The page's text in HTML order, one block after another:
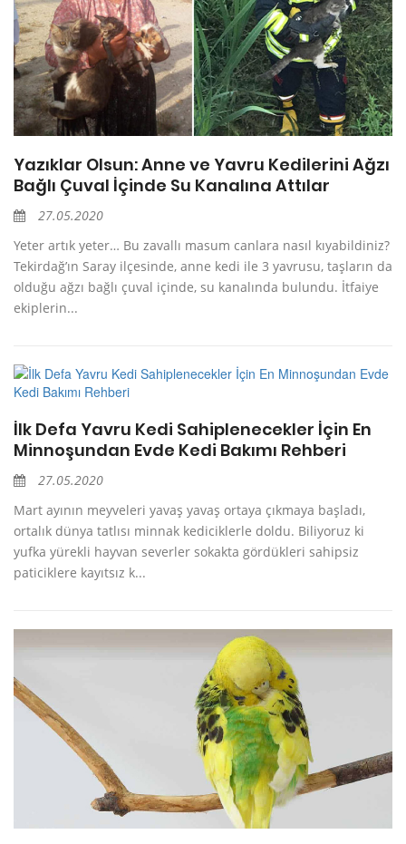
Yazıklar Olsun: Anne ve Yavru Kedilerini Ağzı
Bağlı Çuval İçinde Su Kanalına Attılar
27.05.2020
Yeter artık yeter… Bu zavallı masum canlara nasıl kıyabildiniz?
Tekirdağ’ın Saray ilçesinde, anne kedi ile 3 yavrusu, taşların da
olduğu ağzı bağlı çuval içinde, su kanalında bulundu. İtfaiye
ekiplerin...
İlk Defa Yavru Kedi Sahiplenecekler İçin En
Minnoşundan Evde Kedi Bakımı Rehberi
27.05.2020
Mart ayının meyveleri yavaş yavaş ortaya çıkmaya başladı,
ortalık dünya tatlısı minnak kediciklerle doldu. Biliyoruz ki
yufka yürekli hayvan severler sokakta gördükleri sahipsiz
paticiklere kayıtsız k...